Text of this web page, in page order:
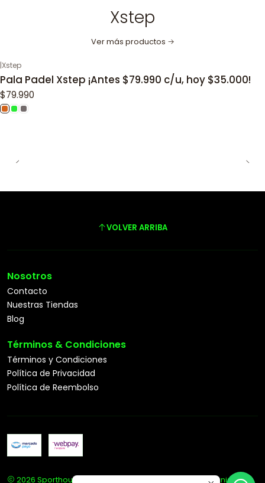
Xstep
Ver más productos
|Xstep
Pala Padel Xstep ¡Antes $79.990 c/u, hoy $35.000!
$79.990
VOLVER ARRIBA
Nosotros
Contacto
Nuestras Tiendas
Blog
Términos & Condiciones
Términos y Condiciones
Política de Privacidad
Política de Reembolso
2026 Sporthouse Tienda Deportiva Especialista en Tenis.